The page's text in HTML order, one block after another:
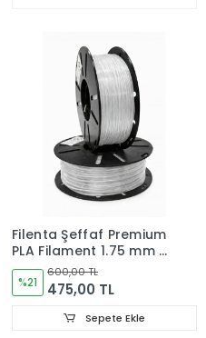
Filenta Şeffaf Premium
PLA Filament 1.75 mm –
1 kg
%21
600,00 TL
475,00 TL
Sepete Ekle